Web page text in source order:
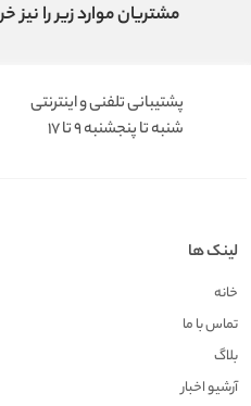
مشتریان موارد زیر را نیز
پشتیبانی تلفنی و اینترنتی
شنبه تا پنجشنبه 9 تا 17
لینک ها
خانه
تماس با ما
بلاگ
آرشیو اخبار